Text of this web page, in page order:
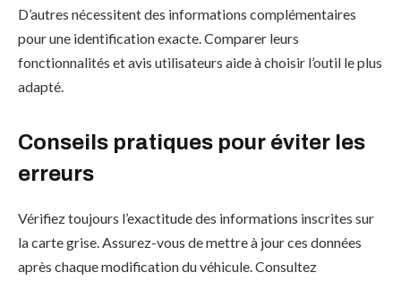
D’autres nécessitent des informations complémentaires
pour une identification exacte. Comparer leurs
fonctionnalités et avis utilisateurs aide à choisir l’outil le plus
adapté.
Conseils pratiques pour éviter les
erreurs
Vérifiez toujours l’exactitude des informations inscrites sur
la carte grise. Assurez-vous de mettre à jour ces données
après chaque modification du véhicule. Consultez